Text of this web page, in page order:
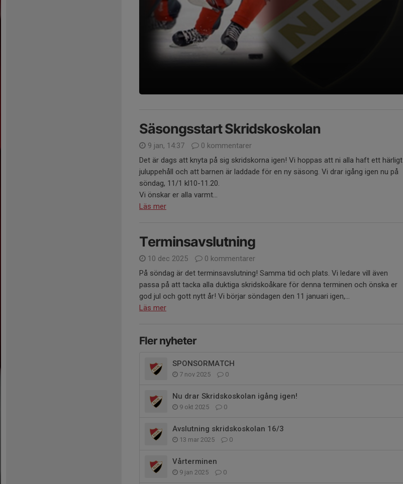
Säsongsstart Skridskoskolan
9 jan, 14:37
0 kommentarer
Det är dags att knyta på sig skridskorna igen! Vi hoppas att ni alla haft ett härligt
juluppehåll och att barnen är laddade för en ny säsong. Vi drar igång igen nu på
söndag, 11/1 kl10-11.20.
Vi önskar er alla varmt...
Läs mer
Terminsavslutning
10 dec 2025
0 kommentarer
På söndag är det terminsavslutning! Samma tid och plats. Vi ledare vill även
passa på att tacka alla duktiga skridskoåkare för denna terminen och önska er
god jul och gott nytt år! Vi börjar söndagen den 11 januari igen,...
Läs mer
Fler nyheter
SPONSORMATCH
7 nov 2025 0
Nu drar Skridskoskolan igång igen!
9 okt 2025 0
Avslutning skridskoskolan 16/3
13 mar 2025 0
Vårterminen
9 jan 2025 0